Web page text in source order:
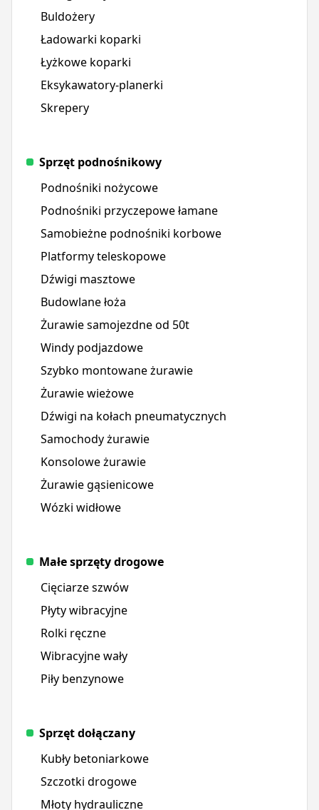
Buldożery
Ładowarki koparki
Łyżkowe koparki
Eksykawatory-planerki
Skrepery
Sprzęt podnośnikowy
Podnośniki nożycowe
Podnośniki przyczepowe łamane
Samobieżne podnośniki korbowe
Platformy teleskopowe
Dźwigi masztowe
Budowlane łoża
Żurawie samojezdne od 50t
Windy podjazdowe
Szybko montowane żurawie
Żurawie wieżowe
Dźwigi na kołach pneumatycznych
Samochody żurawie
Konsolowe żurawie
Żurawie gąsienicowe
Wózki widłowe
Małe sprzęty drogowe
Cięciarze szwów
Płyty wibracyjne
Rolki ręczne
Wibracyjne wały
Piły benzynowe
Sprzęt dołączany
Kubły betoniarkowe
Szczotki drogowe
Młoty hydrauliczne